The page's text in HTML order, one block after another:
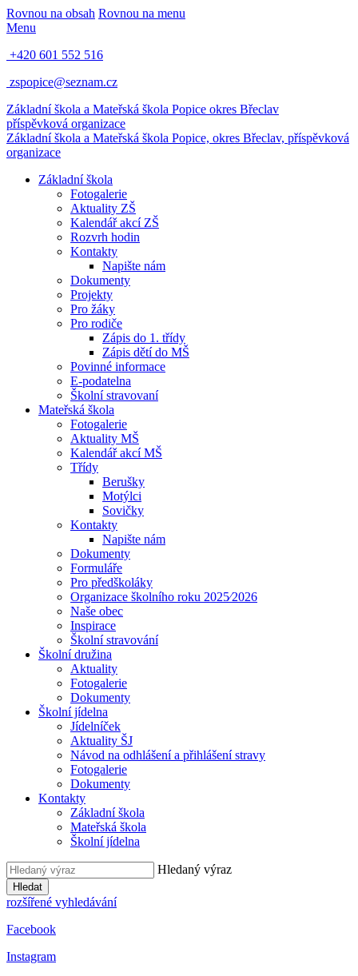
Rovnou na obsah Rovnou na menu
Menu
+420 601 552 516
zspopice@seznam.cz
Základní škola a Mateřská škola Popice okres Břeclav
příspěvková organizace
Základní škola a Mateřská škola Popice, okres Břeclav, příspěvková
organizace
Základní škola
Fotogalerie
Aktuality ZŠ
Kalendář akcí ZŠ
Rozvrh hodin
Kontakty
Napište nám
Dokumenty
Projekty
Pro žáky
Pro rodiče
Zápis do 1. třídy
Zápis dětí do MŠ
Povinné informace
E-podatelna
Školní stravovaní
Mateřská škola
Fotogalerie
Aktuality MŠ
Kalendář akcí MŠ
Třídy
Berušky
Motýlci
Sovičky
Kontakty
Napište nám
Dokumenty
Formuláře
Pro předškoláky
Organizace školního roku 2025⁄2026
Naše obec
Inspirace
Školní stravování
Školní družina
Aktuality
Fotogalerie
Dokumenty
Školní jídelna
Jídelníček
Aktuality ŠJ
Návod na odhlášení a přihlášení stravy
Fotogalerie
Dokumenty
Kontakty
Základní škola
Mateřská škola
Školní jídelna
Hledaný výraz
Hledat
rozšířené vyhledávání
Facebook
Instagram